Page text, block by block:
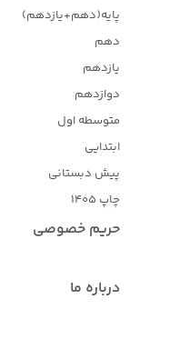
پایه(دهم+یازدهم)
دهم
یازدهم
دوازدهم
متوسطه اول
ابتدایی
پیش دبستانی
چاپ 1405
حریم خصوصی
درباره ما